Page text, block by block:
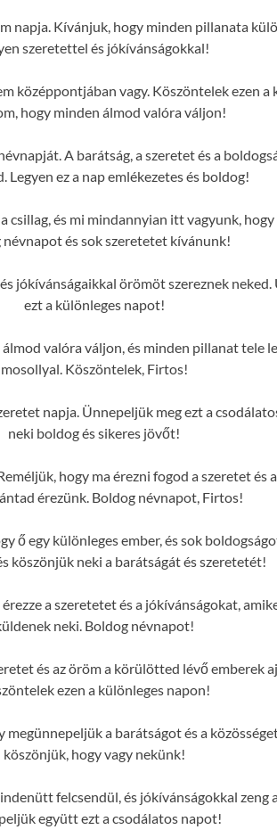
napja. Kívánjuk, hogy minden pillanata
szeretettel és jókívánságokkal!
középpontjában vagy. Köszöntelek ezen a
hogy minden álmod valóra váljon!
A barátság, a szeretet és a
Legyen ez a nap emlékezetes és boldog!
csillag, és mi mindannyian itt vagyunk,
névnapot és sok szeretetet kívánunk!
jókívánságaikkal örömöt szereznek
ezt a különleges napot!
valóra váljon, és minden pillanat tele
mosollyal. Köszöntelek, Firtos!
napja. Ünnepeljük meg ezt a
neki boldog és sikeres jövőt!
hogy ma érezni fogod a szeretet és
érezünk. Boldog névnapot, Firtos!
ő egy különleges ember, és sok
köszönjük neki a barátságát és szeretetét!
a szeretetet és a jókívánságokat,
neki. Boldog névnapot!
és az öröm a körülötted lévő emberek
ezen a különleges napon!
a barátságot és a
köszönjük, hogy vagy nekünk!
felcsendül, és jókívánságokkal zeng
együtt ezt a csodálatos napot!